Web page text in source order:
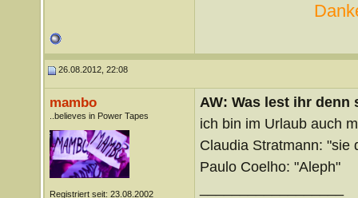
26.08.2012, 22:08
mambo
..believes in Power Tapes
Registriert seit: 23.08.2002
AW: Was lest ihr denn
ich bin im Urlaub auch
Claudia Stratmann:
Paulo Coelho: "Aleph"